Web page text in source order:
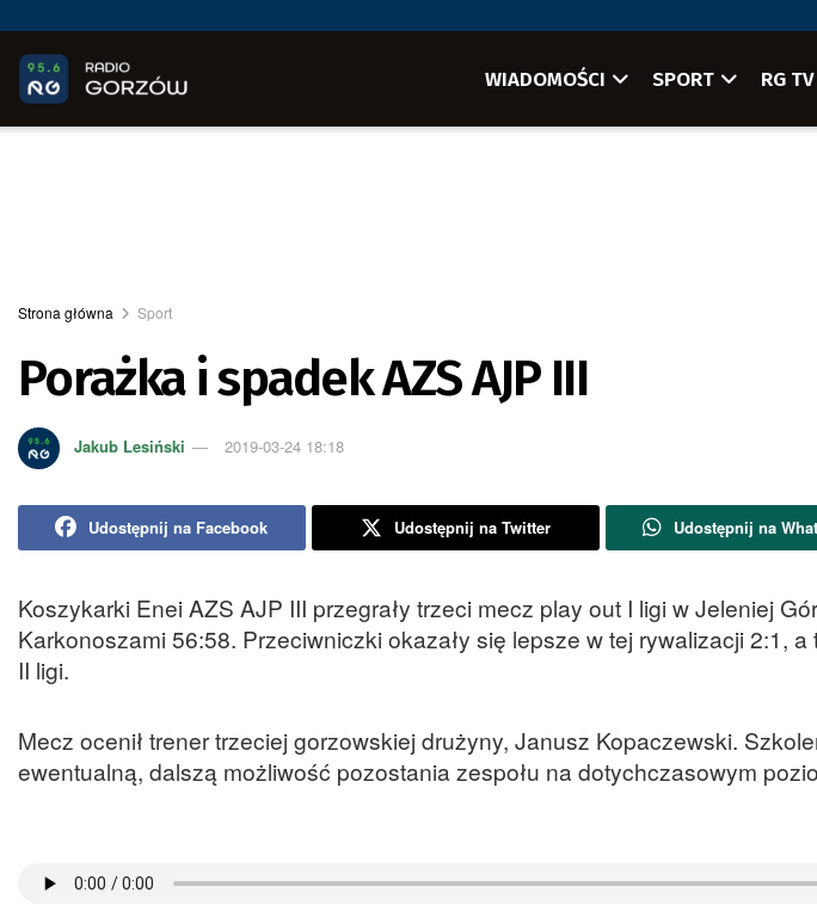
WIADOMOŚCI SPORT RG TV
Strona główna Sport
Porażka i spadek AZS AJP III
Jakub Lesiński 2019-03-24 18:18
Udostępnij na Facebook Udostępnij na Twitter Udostępnij na
Koszykarki Enei AZS AJP III przegrały trzeci mecz play out I ligi w Jeleniej
Karkonoszami 56:58. Przeciwniczki okazały się lepsze w tej rywalizacji 2:1,
II ligi.
Mecz ocenił trener trzeciej gorzowskiej drużyny, Janusz Kopaczewski.
ewentualną, dalszą możliwość pozostania zespołu na dotychczasowym